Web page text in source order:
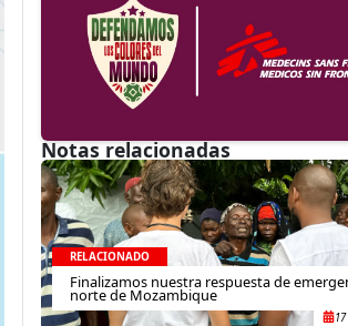
Notas relacionadas
RELACIONADO
Finalizamos nuestra respuesta de
norte de Mozambique